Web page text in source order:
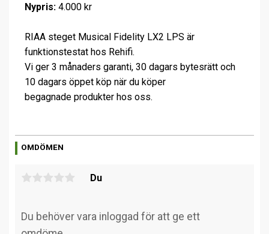
Nypris: 4.000 kr
RIAA steget Musical Fidelity LX2 LPS är
funktionstestat hos Rehifi.
Vi ger 3 månaders garanti, 30 dagars bytesrätt och
10 dagars öppet köp när du köper
begagnade produkter hos oss.
OMDÖMEN
Du